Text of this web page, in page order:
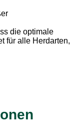
die optimale
für alle Herdarten,